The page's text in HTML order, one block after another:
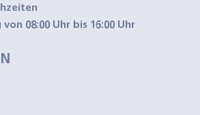
08:00 Uhr bis 16:00 Uhr